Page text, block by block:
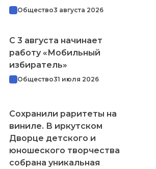
Общество3 августа 2026
С 3 августа начинает
работу «Мобильный
избиратель»
Общество31 июля 2026
Сохранили раритеты на
виниле. В иркутском
Дворце детского и
юношеского творчества
собрана уникальная